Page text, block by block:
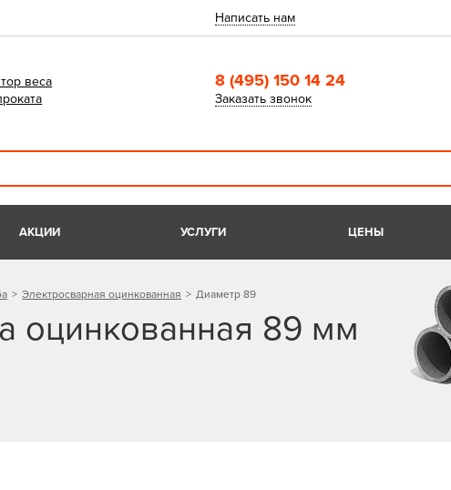
Написать нам
веса
8 (495) 150 14 24
Заказать звонок
АКЦИИ УСЛУГИ ЦЕНЫ
Электросварная оцинкованная Диаметр 89
оцинкованная 89 мм